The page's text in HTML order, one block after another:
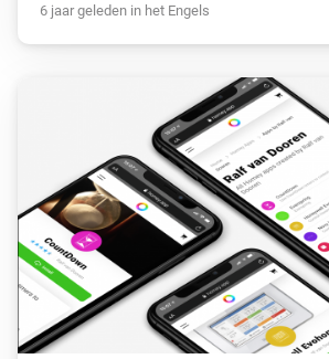
6 jaar geleden in het Engels